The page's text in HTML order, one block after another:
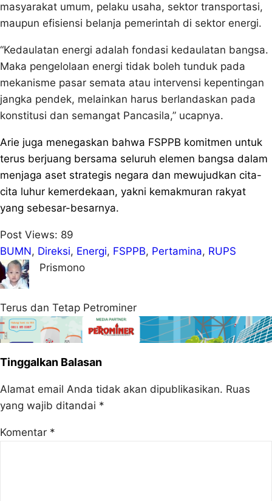
masyarakat umum, pelaku usaha, sektor transportasi,
maupun efisiensi belanja pemerintah di sektor energi.
“Kedaulatan energi adalah fondasi kedaulatan bangsa.
Maka pengelolaan energi tidak boleh tunduk pada
mekanisme pasar semata atau intervensi kepentingan
jangka pendek, melainkan harus berlandaskan pada
konstitusi dan semangat Pancasila,” ucapnya.
Arie juga menegaskan bahwa FSPPB komitmen untuk
terus berjuang bersama seluruh elemen bangsa dalam
menjaga aset strategis negara dan mewujudkan cita-
cita luhur kemerdekaan, yakni kemakmuran rakyat
yang sebesar-besarnya.
Post Views: 89
BUMN, Direksi, Energi, FSPPB, Pertamina, RUPS
Prismono
Terus dan Tetap Petrominer
Tinggalkan Balasan
Alamat email Anda tidak akan dipublikasikan. Ruas
yang wajib ditandai *
Komentar *